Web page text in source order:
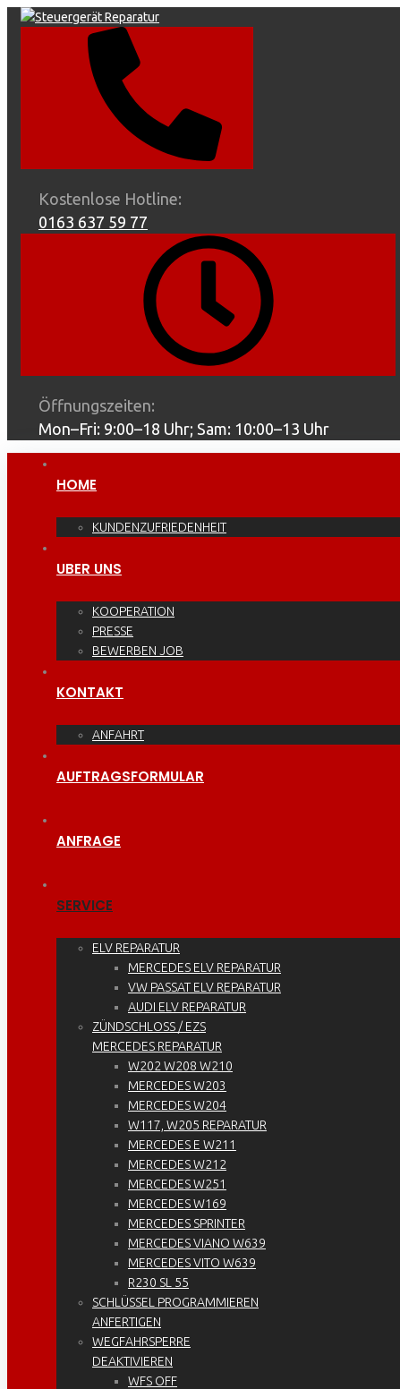
Skip
Kostenlose Hotline:
0163 637 59 77
Öffnungszeiten:
Mon–Fri: 9:00–18 Uhr; Sam: 10:00–13 Uhr
HOME
KUNDENZUFRIEDENHEIT
UBER UNS
KOOPERATION
PRESSE
BEWERBEN JOB
KONTAKT
ANFAHRT
AUFTRAGSFORMULAR
ANFRAGE
SERVICE
ELV REPARATUR
MERCEDES ELV REPARATUR
VW PASSAT ELV REPARATUR
AUDI ELV REPARATUR
ZÜNDSCHLOSS / EZS
MERCEDES REPARATUR
W202 W208 W210
MERCEDES W203
MERCEDES W204
W117, W205 REPARATUR
MERCEDES E W211
MERCEDES W212
MERCEDES W251
MERCEDES W169
MERCEDES SPRINTER
MERCEDES VIANO W639
MERCEDES VITO W639
R230 SL 55
SCHLÜSSEL PROGRAMMIEREN
ANFERTIGEN
WEGFAHRSPERRE
DEAKTIVIEREN
WFS OFF